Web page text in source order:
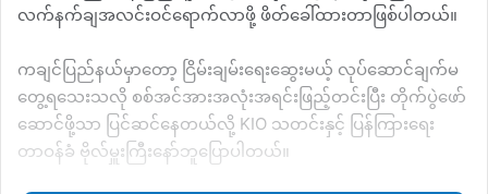
လက်နက်ချအလင်းဝင်ရောက်လာဖို့ ဖိတ်ခေါ်ထားတာဖြစ်ပါတယ်။
ကချင်ပြည်နယ်မှာတော့ ငြိမ်းချမ်းရေးဆွေးမယ့် လုပ်ဆောင်ချက်မ
တွေ့ရသေးသလို စစ်အင်အားအလုံးအရင်းဖြည့်တင်းပြီး တိုက်ပွဲဖော်
ဆောင်ဖို့သာ ပြင်ဆင်နေတယ်လို့ KIO သတင်းနှင့် ပြန်ကြားရေး
တာဝန်ခံ ဗိုလ်မှူးကြီးနော်ဘူပြောပါတယ်။